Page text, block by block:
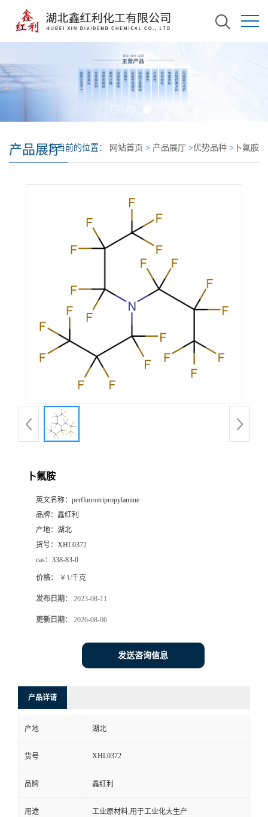
产品展厅您当前的位置： 网站首页 > 产品展厅 >优势品种 > 卜氟胺
卜氟胺
英文名称： perfluorotripropylamine
品牌： 鑫红利
产地： 湖北
货号： XHL0372
cas： 338-83-0
价格： ￥1/千克
发布日期： 2023-08-11
更新日期： 2026-08-06
发送咨询信息
产品详请
产地 湖北
货号 XHL0372
品牌 鑫红利
用途 工业原材料,用于工业化大生产